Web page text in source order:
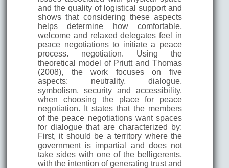
and the quality of logistical support and
shows that considering these aspects
helps determine how comfortable,
welcome and relaxed delegates feel in
peace negotiations to initiate a peace
process. negotiation. Using the
theoretical model of Priutt and Thomas
(2008), the work focuses on five
aspects: neutrality, dialogue,
symbolism, security and accessibility,
when choosing the place for peace
negotiation. It states that the members
of the peace negotiations want spaces
for dialogue that are characterized by:
First, it should be a territory where the
government is impartial and does not
take sides with one of the belligerents,
with the intention of generating trust and